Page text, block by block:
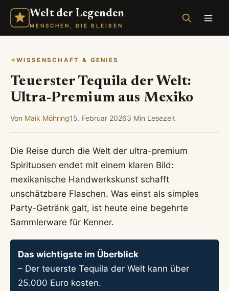
Welt der Legenden
MENSCHEN, DIE BLEIBEN
WISSENSCHAFT & GENIES
Teuerster Tequila der Welt:
Ultra-Premium aus Mexiko
Von Maik Möhring15. Februar 20263 Min Lesezeit
Die Reise durch die Welt der ultra-premium
Spirituosen endet mit einem klaren Bild:
mexikanische Handwerkskunst schafft
unschätzbare Flaschen. Was einst als simples
Party-Getränk galt, ist heute eine begehrte
Sammlerware für Kenner.
Das wichtigste im Überblick
– Der teuerste Tequila der Welt kann über
25.000 Euro kosten.